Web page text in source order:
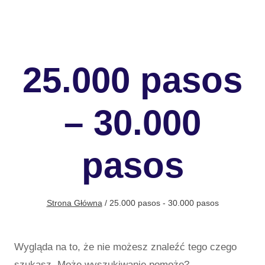
25.000 pasos
– 30.000
pasos
Strona Główna / 25.000 pasos - 30.000 pasos
Wygląda na to, że nie możesz znaleźć tego czego